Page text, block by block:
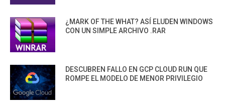
¿MARK OF THE WHAT? ASÍ ELUDEN WINDOWS
CON UN SIMPLE ARCHIVO .RAR
DESCUBREN FALLO EN GCP CLOUD RUN QUE
ROMPE EL MODELO DE MENOR PRIVILEGIO